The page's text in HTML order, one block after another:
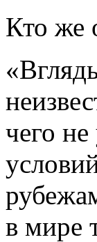
Кто же
чего
в мире